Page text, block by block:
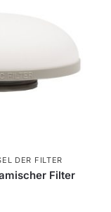
DER FILTER
Filter